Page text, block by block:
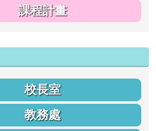
課程計畫
校長室
教務處